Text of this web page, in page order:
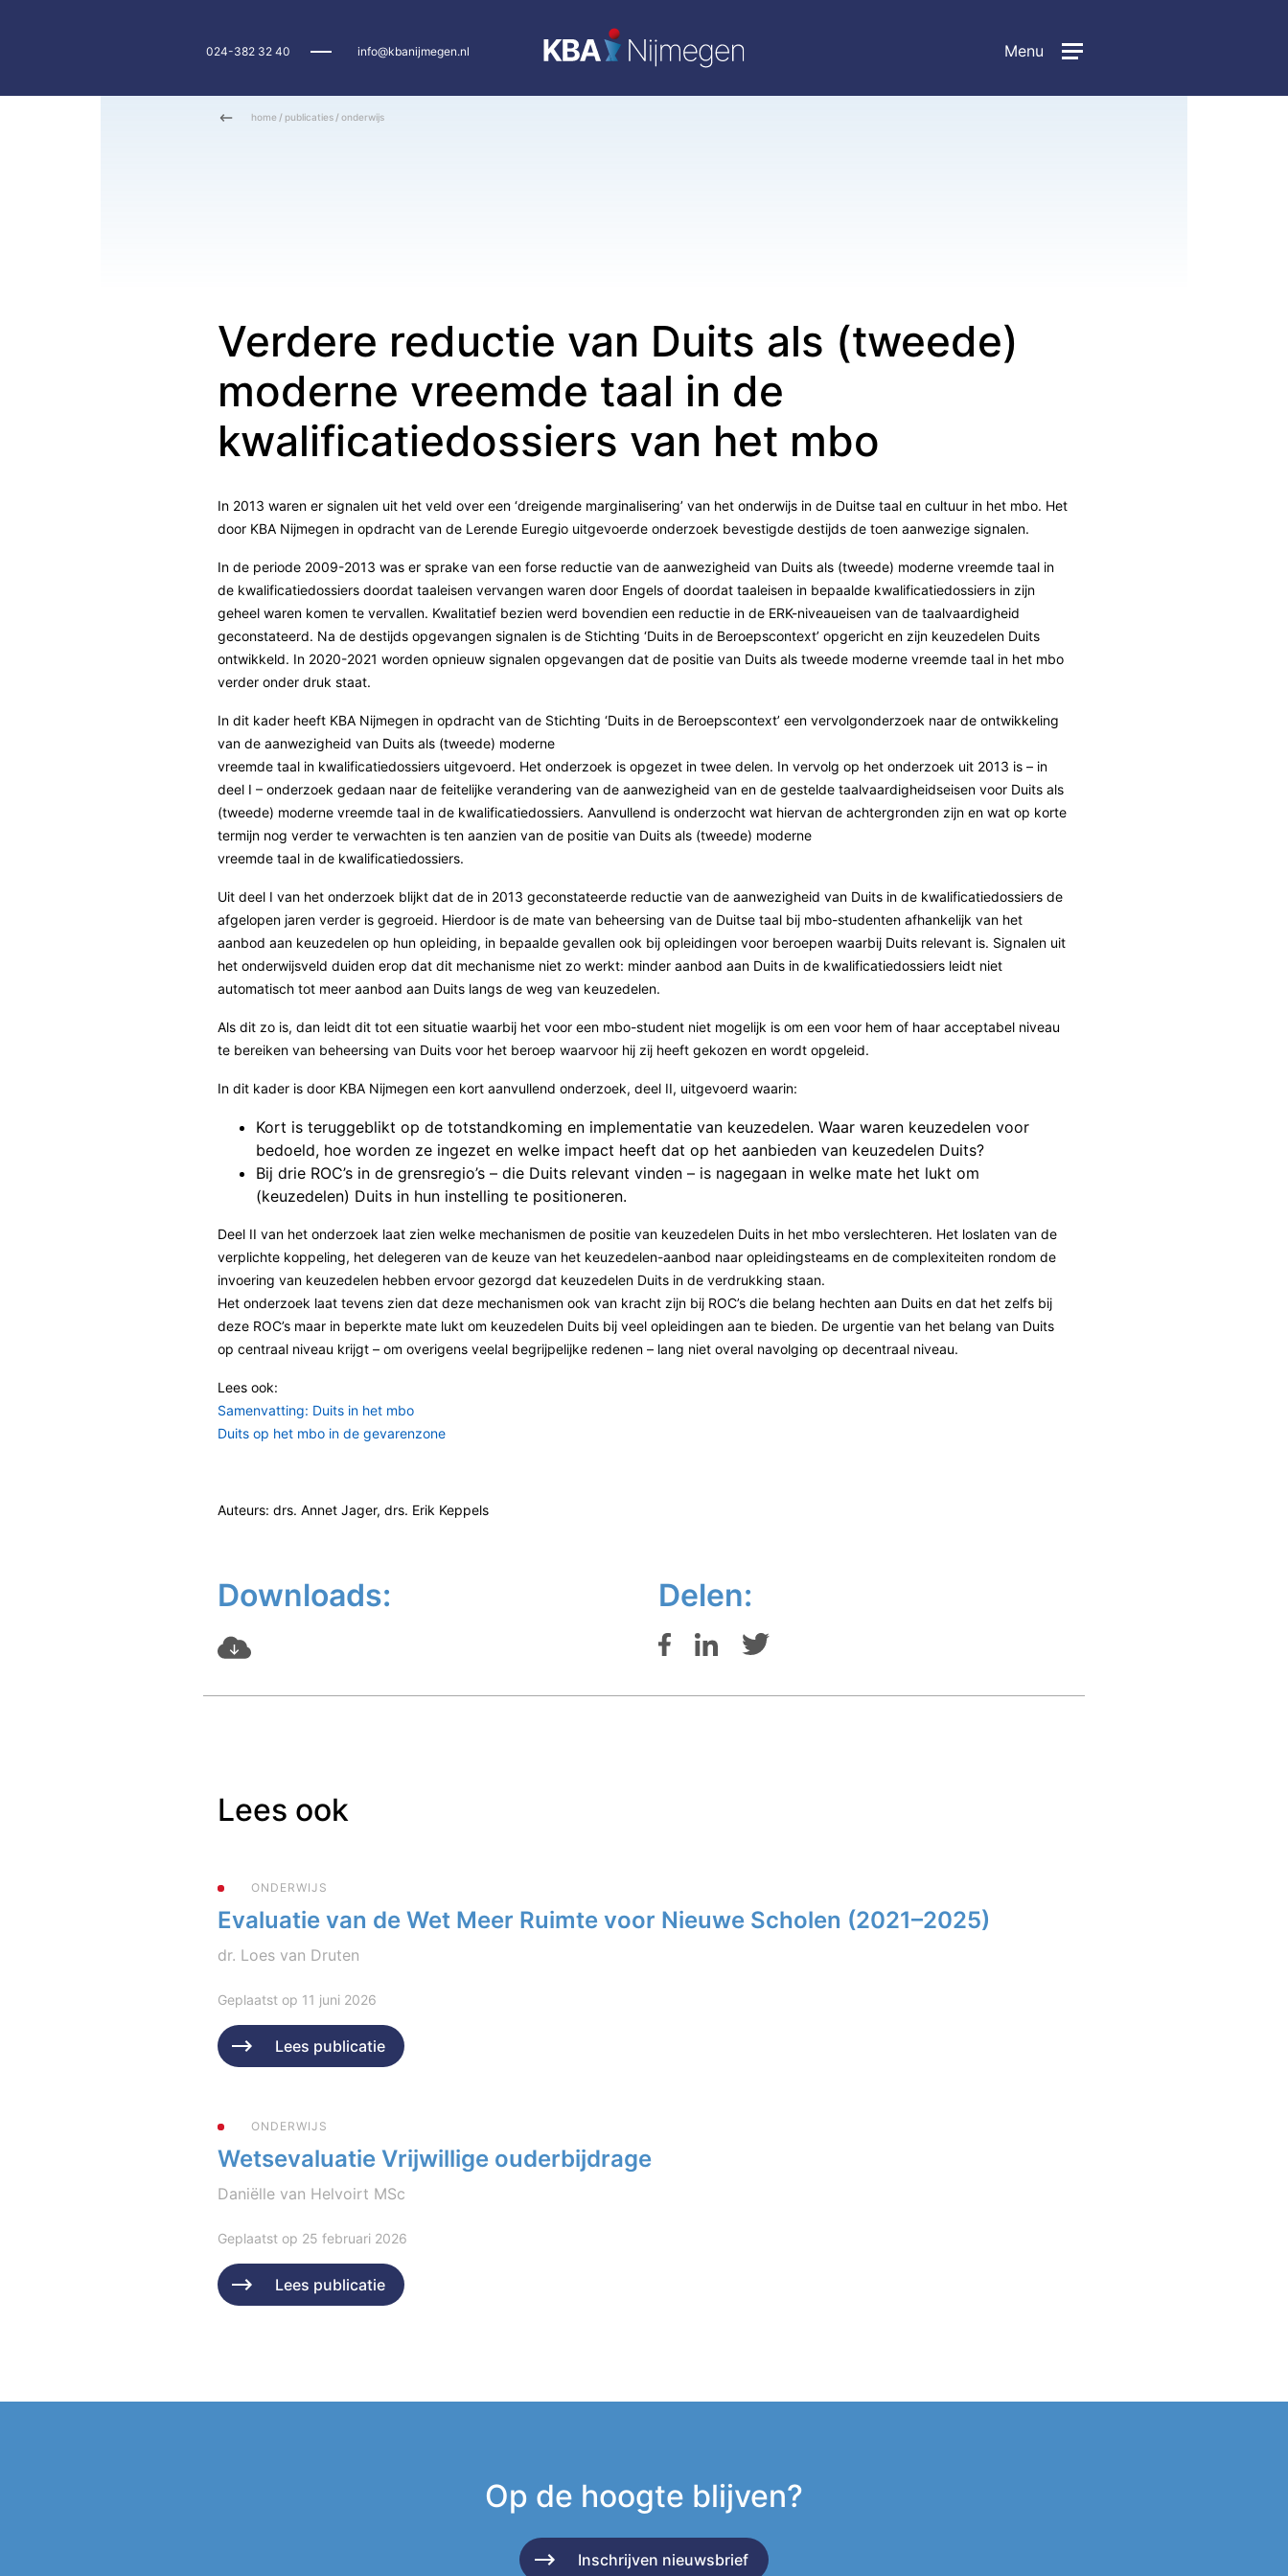
024-382 32 40 info@kbanijmegen.nl Menu
home / publicaties/onderwijs
Verdere reductie van Duits als (tweede)
moderne vreemde taal in de
kwalificatiedossiers van het mbo
In 2013 waren er signalen uit het veld over een ‘dreigende marginalisering’ van het onderwijs in de Duitse taal en cultuur in het mbo. Het
door KBA Nijmegen in opdracht van de Lerende Euregio uitgevoerde onderzoek bevestigde destijds de toen aanwezige signalen.
In de periode 2009-2013 was er sprake van een forse reductie van de aanwezigheid van Duits als (tweede) moderne vreemde taal in
de kwalificatiedossiers doordat taaleisen vervangen waren door Engels of doordat taaleisen in bepaalde kwalificatiedossiers in zijn
geheel waren komen te vervallen. Kwalitatief bezien werd bovendien een reductie in de ERK-niveaueisen van de taalvaardigheid
geconstateerd. Na de destijds opgevangen signalen is de Stichting ‘Duits in de Beroepscontext’ opgericht en zijn keuzedelen Duits
ontwikkeld. In 2020-2021 worden opnieuw signalen opgevangen dat de positie van Duits als tweede moderne vreemde taal in het mbo
verder onder druk staat.
In dit kader heeft KBA Nijmegen in opdracht van de Stichting ‘Duits in de Beroepscontext’ een vervolgonderzoek naar de ontwikkeling
van de aanwezigheid van Duits als (tweede) moderne
vreemde taal in kwalificatiedossiers uitgevoerd. Het onderzoek is opgezet in twee delen. In vervolg op het onderzoek uit 2013 is – in
deel I – onderzoek gedaan naar de feitelijke verandering van de aanwezigheid van en de gestelde taalvaardigheidseisen voor Duits als
(tweede) moderne vreemde taal in de kwalificatiedossiers. Aanvullend is onderzocht wat hiervan de achtergronden zijn en wat op korte
termijn nog verder te verwachten is ten aanzien van de positie van Duits als (tweede) moderne
vreemde taal in de kwalificatiedossiers.
Uit deel I van het onderzoek blijkt dat de in 2013 geconstateerde reductie van de aanwezigheid van Duits in de kwalificatiedossiers de
afgelopen jaren verder is gegroeid. Hierdoor is de mate van beheersing van de Duitse taal bij mbo-studenten afhankelijk van het
aanbod aan keuzedelen op hun opleiding, in bepaalde gevallen ook bij opleidingen voor beroepen waarbij Duits relevant is. Signalen uit
het onderwijsveld duiden erop dat dit mechanisme niet zo werkt: minder aanbod aan Duits in de kwalificatiedossiers leidt niet
automatisch tot meer aanbod aan Duits langs de weg van keuzedelen.
Als dit zo is, dan leidt dit tot een situatie waarbij het voor een mbo-student niet mogelijk is om een voor hem of haar acceptabel niveau
te bereiken van beheersing van Duits voor het beroep waarvoor hij zij heeft gekozen en wordt opgeleid.
In dit kader is door KBA Nijmegen een kort aanvullend onderzoek, deel II, uitgevoerd waarin:
Kort is teruggeblikt op de totstandkoming en implementatie van keuzedelen. Waar waren keuzedelen voor
bedoeld, hoe worden ze ingezet en welke impact heeft dat op het aanbieden van keuzedelen Duits?
Bij drie ROC’s in de grensregio’s – die Duits relevant vinden – is nagegaan in welke mate het lukt om
(keuzedelen) Duits in hun instelling te positioneren.
Deel II van het onderzoek laat zien welke mechanismen de positie van keuzedelen Duits in het mbo verslechteren. Het loslaten van de
verplichte koppeling, het delegeren van de keuze van het keuzedelen-aanbod naar opleidingsteams en de complexiteiten rondom de
invoering van keuzedelen hebben ervoor gezorgd dat keuzedelen Duits in de verdrukking staan.
Het onderzoek laat tevens zien dat deze mechanismen ook van kracht zijn bij ROC’s die belang hechten aan Duits en dat het zelfs bij
deze ROC’s maar in beperkte mate lukt om keuzedelen Duits bij veel opleidingen aan te bieden. De urgentie van het belang van Duits
op centraal niveau krijgt – om overigens veelal begrijpelijke redenen – lang niet overal navolging op decentraal niveau.
Lees ook:
Samenvatting: Duits in het mbo
Duits op het mbo in de gevarenzone
Auteurs: drs. Annet Jager, drs. Erik Keppels
Downloads: Delen:
Lees ook
ONDERWIJS
Evaluatie van de Wet Meer Ruimte voor Nieuwe Scholen (2021–2025)
dr. Loes van Druten
Geplaatst op 11 juni 2026
Lees publicatie
ONDERWIJS
Wetsevaluatie Vrijwillige ouderbijdrage
Daniëlle van Helvoirt MSc
Geplaatst op 25 februari 2026
Lees publicatie
Op de hoogte blijven?
Inschrijven nieuwsbrief